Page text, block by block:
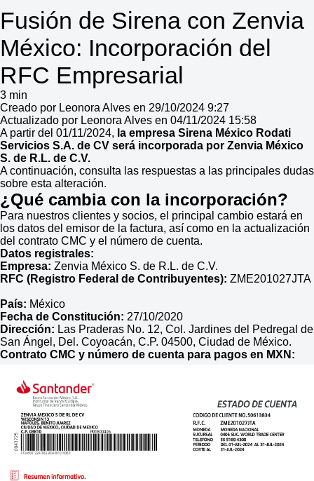
Fusión de Sirena con Zenvia
México: Incorporación del
RFC Empresarial
3 min
Creado por Leonora Alves en 29/10/2024 9:27
Actualizado por Leonora Alves en 04/11/2024 15:58
A partir del 01/11/2024, la empresa Sirena México Rodati
Servicios S.A. de CV será incorporada por Zenvia México
S. de R.L. de C.V.
A continuación, consulta las respuestas a las principales dudas
sobre esta alteración.
¿Qué cambia con la incorporación?
Para nuestros clientes y socios, el principal cambio estará en
los datos del emisor de la factura, así como en la actualización
del contrato CMC y el número de cuenta.
Datos registrales:
Empresa: Zenvia México S. de R.L. de C.V.
RFC (Registro Federal de Contribuyentes): ZME201027JTA
País: México
Fecha de Constitución: 27/10/2020
Dirección: Las Praderas No. 12, Col. Jardines del Pedregal de
San Ángel, Del. Coyoacán, C.P. 04500, Ciudad de México.
Contrato CMC y número de cuenta para pagos en MXN: